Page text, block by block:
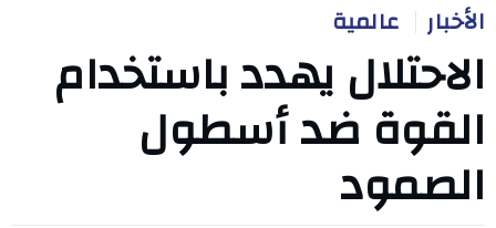
الأخبار عالمية
الاحتلال يهدد باستخدام
القوة ضد أسطول
الصمود